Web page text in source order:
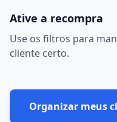
Ative a recompra
Use os filtros para
cliente certo.
Organizar meus